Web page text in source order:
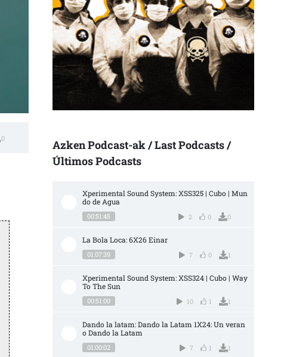
0
Azken Podcast-ak / Last Podcasts /
Últimos Podcasts
Xperimental Sound System: XSS325 | Cubo | Mun
do de Agua
00:51:45 2 0 0
La Bola Loca: 6X26 Einar
01:07:39 7 0 1
Xperimental Sound System: XSS324 | Cubo | Way
To The Sun
00:51:00 10 1 1
Dando la latam: Dando la Latam 1X24: Un veran
o Dando la Latam
01:00:02 7 1 1